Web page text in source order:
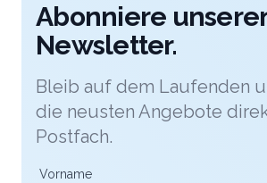
Abonniere
Newsletter.
Bleib auf dem Laufenden
die neusten Angebote
Postfach.
Vorname